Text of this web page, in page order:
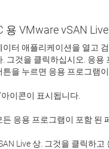
용 VMware vSAN
터 애플리케이션을 열고
. 그것을 클릭하십시오. 응
Live 상. 그것을 클릭하